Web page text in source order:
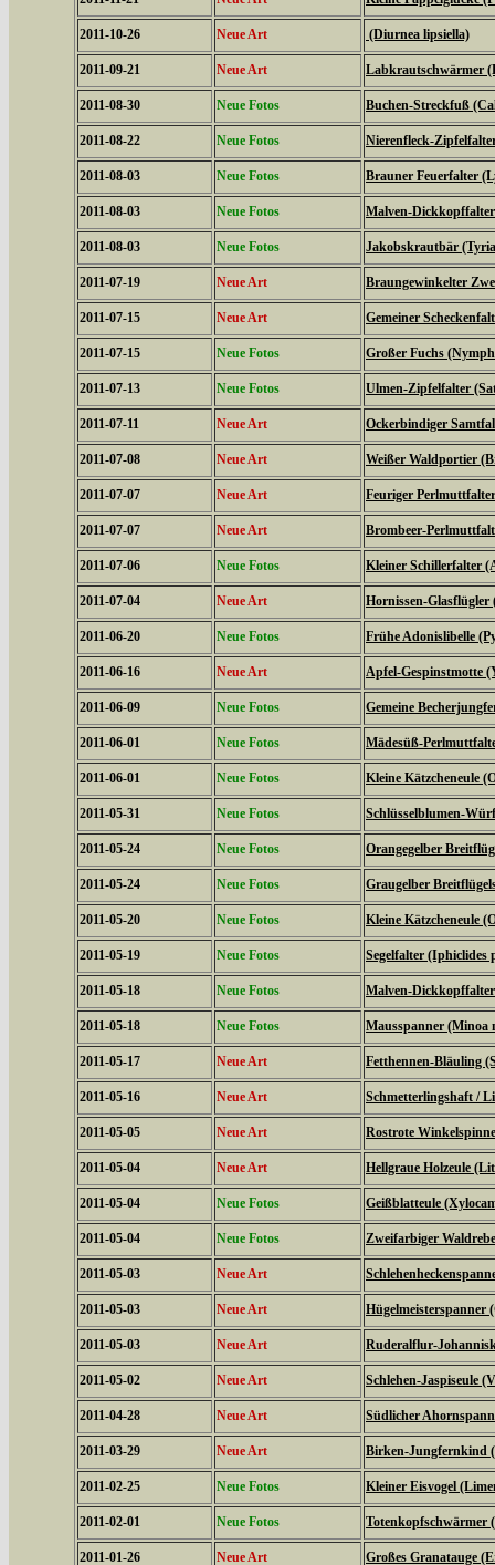
2011-10-26 Neue Art (Diurnea lipsiella)
2011-09-21 Neue Art Labkrautschwärmer
2011-08-30 Neue Fotos Buchen-Streckfuß
2011-08-22 Neue Fotos Nierenfleck-
2011-08-03 Neue Fotos Brauner Feuerfalter
2011-08-03 Neue Fotos Malven-
2011-08-03 Neue Fotos Jakobskrautbär (Tyria
2011-07-19 Neue Art Braungewinkelter
2011-07-15 Neue Art Gemeiner
2011-07-15 Neue Fotos Großer Fuchs
2011-07-13 Neue Fotos Ulmen-Zipfelfalter
2011-07-11 Neue Art Ockerbindiger
2011-07-08 Neue Art Weißer Waldportier
2011-07-07 Neue Art Feuriger
2011-07-07 Neue Art Brombeer-
2011-07-06 Neue Fotos Kleiner Schillerfalter
2011-07-04 Neue Art Hornissen-Glasflügler
2011-06-20 Neue Fotos Frühe Adonislibelle
2011-06-16 Neue Art Apfel-Gespinstmotte
2011-06-09 Neue Fotos Gemeine
2011-06-01 Neue Fotos Mädesüß-
2011-06-01 Neue Fotos Kleine Kätzcheneule
2011-05-31 Neue Fotos Schlüsselblumen-
2011-05-24 Neue Fotos Orangegelber
2011-05-24 Neue Fotos Graugelber
2011-05-20 Neue Fotos Kleine Kätzcheneule
2011-05-19 Neue Fotos Segelfalter (Iphiclides
2011-05-18 Neue Fotos Malven-
2011-05-18 Neue Fotos Mausspanner (Minoa
2011-05-17 Neue Art Fetthennen-Bläuling
2011-05-16 Neue Art Schmetterlingshaft /
2011-05-05 Neue Art Rostrote
2011-05-04 Neue Art Hellgraue Holzeule
2011-05-04 Neue Fotos Geißblatteule
2011-05-04 Neue Fotos Zweifarbiger
2011-05-03 Neue Art
2011-05-03 Neue Art Hügelmeisterspanner
2011-05-03 Neue Art Ruderalflur-
2011-05-02 Neue Art Schlehen-Jaspiseule
2011-04-28 Neue Art Südlicher
2011-03-29 Neue Art Birken-Jungfernkind
2011-02-25 Neue Fotos Kleiner Eisvogel
2011-02-01 Neue Fotos Totenkopfschwärmer
2011-01-26 Neue Art Großes Granatauge